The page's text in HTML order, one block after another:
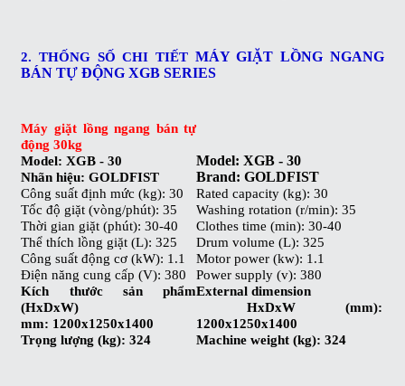
2. THỐNG SỐ CHI TIẾT MÁY GIẶT LỒNG NGANG
BÁN TỰ ĐỘNG XGB SERIES
Máy giặt lồng ngang bán tự
động 30kg
Model: XGB - 30
Nhãn hiệu: GOLDFIST
Công suất định mức (kg): 30
Tốc độ giặt (vòng/phút): 35
Thời gian giặt (phút): 30-40
Thể thích lồng giặt (L): 325
Công suất động cơ (kW): 1.1
Điện năng cung cấp (V): 380
Kích thước sản phẩm
(HxDxW)
mm: 1200x1250x1400
Trọng lượng (kg): 324
Model: XGB - 30
Brand: GOLDFIST
Rated capacity (kg): 30
Washing rotation (r/min): 35
Clothes time (min): 30-40
Drum volume (L): 325
Motor power (kw): 1.1
Power supply (v): 380
External dimension
HxDxW (mm):
1200x1250x1400
Machine weight (kg): 324